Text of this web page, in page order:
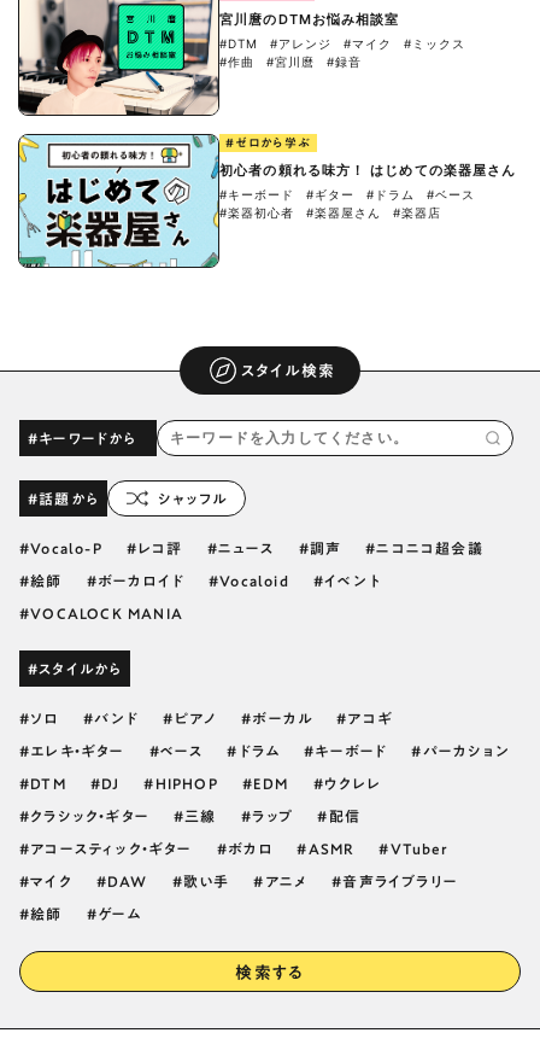
宮川麿のDTMお悩み相談室
#DTM #アレンジ #マイク
#ミックス
#作曲
#宮川麿 #録音
#ゼロから学ぶ
初心者の頼れる味方！ はじめての楽器屋さん
#キーボード #ギター #ドラム
#ベース
#楽器初心者
#楽器屋さん #楽器店
スタイル検索
#キーワードから
#話題から シャッフル
Vocalo-P レコ評 ニュース 調声 ニコニコ超会議
絵師 ボーカロイド Vocaloid イベント
VOCALOCK MANIA
#スタイルから
ソロ バンド ピアノ ボーカル アコギ
エレキ・ギター ベース ドラム キーボード パーカション
DTM DJ HIPHOP EDM ウクレレ
クラシック・ギター 三線 ラップ 配信
アコースティック・ギター ボカロ ASMR VTuber
マイク DAW 歌い手 アニメ 音声ライブラリー
絵師 ゲーム
検索する